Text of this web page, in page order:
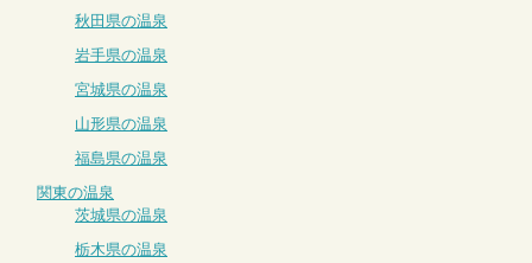
秋田県の温泉
岩手県の温泉
宮城県の温泉
山形県の温泉
福島県の温泉
関東の温泉
茨城県の温泉
栃木県の温泉